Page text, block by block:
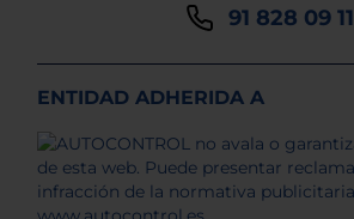
91 828 09 11
ENTIDAD ADHERIDA A